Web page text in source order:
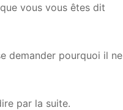
vous vous êtes dit
demander pourquoi il ne
par la suite.